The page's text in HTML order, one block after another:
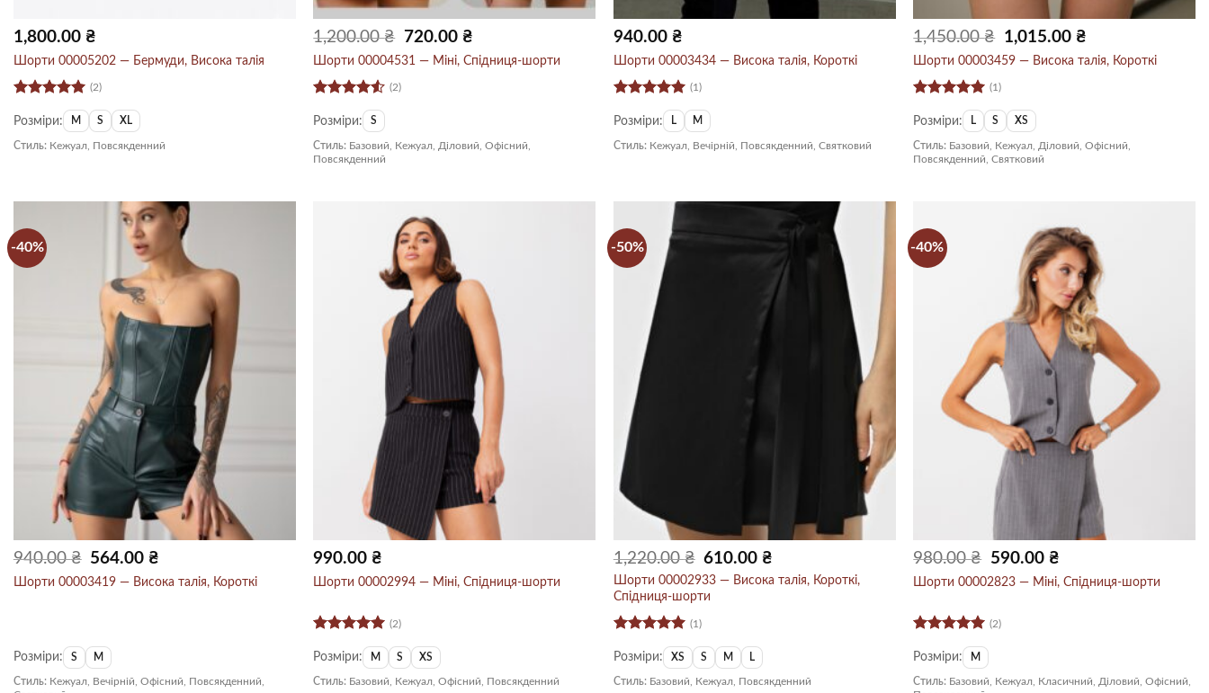
1,800.00 ₴
Шорти 00005202 — Бермуди, Висока талія
Оцінено в
5з 5
(2)
Розміри: M S XL
Стиль: Кежуал, Повсякденний
1,200.00₴
Оригінальна
ціна:
1,200.00 ₴.
720.00 ₴Поточна
ціна:
720.00 ₴.
Шорти 00004531 — Міні, Спідниця-шорти
в4.5з 5
(2)
Розміри: S
Стиль: Базовий, Кежуал, Діловий, Офісний,
Повсякденний
940.00 ₴
Шорти 00003434 — Висока талія, Короткі
Оцінено в
5з 5
(1)
Розміри: L M
Стиль: Кежуал, Вечірній, Повсякденний, Святковий
1,450.00₴
Оригінальна
ціна:
1,450.00 ₴.
1,015.00 ₴Поточна
ціна:
1,015.00 ₴.
Шорти 00003459 — Висока талія, Короткі
Оцінено в
5з 5
(1)
Розміри: L S XS
Стиль: Базовий, Кежуал, Діловий, Офісний,
Повсякденний, Святковий
-40%
940.00₴
Оригінальна
ціна:
940.00 ₴.
564.00 ₴
564.00 ₴.
Шорти 00003419 — Висока талія, Короткі
Розміри: S M
Стиль: Кежуал, Вечірній, Офісний, Повсякденний,
990.00 ₴
Шорти 00002994 — Міні, Спідниця-шорти
Оцінено в
5з 5
(2)
Розміри: M S XS
Стиль: Базовий, Кежуал, Офісний, Повсякденний
-50%
1,220.00₴
Оригінальна
ціна:
1,220.00 ₴.
610.00 ₴
610.00 ₴.
Шорти 00002933 — Висока талія, Короткі,
Спідниця-шорти
Оцінено в
5з 5
(1)
Розміри: XS S M L
Стиль: Базовий, Кежуал, Повсякденний
-40%
980.00₴
Оригінальна
ціна:
980.00 ₴.
590.00 ₴Поточна
ціна:
590.00 ₴.
Шорти 00002823 — Міні, Спідниця-шорти
Оцінено в
5з 5
(2)
Розміри: M
Стиль: Базовий, Кежуал, Класичний, Діловий, Офісний,